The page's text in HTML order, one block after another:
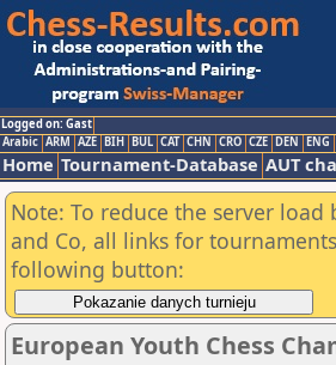
Logged on: Gast
Arabic ARM AZE BIH BUL CAT CHN CRO CZE DEN ENG
Home Tournament-Database AUT
Note: To reduce the server
and Co, all links for
following button:
European Youth Chess